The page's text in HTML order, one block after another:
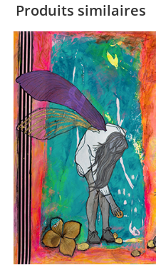
Produits similaires